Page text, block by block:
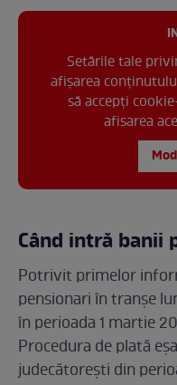
Setările tale
afișarea
să accepți
afisarea
Când intră banii
Potrivit primelor
pensionari în tranșe
în perioada 1 martie
Procedura de plată
judecătorești din